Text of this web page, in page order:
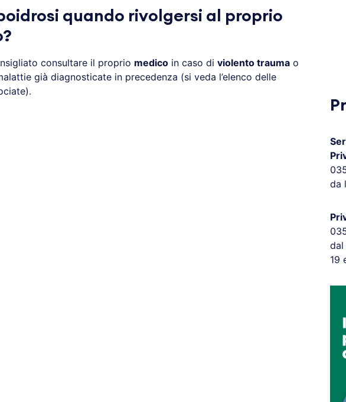
quando rivolgersi al proprio
consultare il proprio medicoin caso di violento traumao
già diagnosticate in precedenza (si veda l’elenco delle
da
dal
19